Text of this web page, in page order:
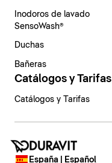
Inodoros de lavado
SensoWash®
Duchas
Bañeras
Catálogos y Tarifas
Catálogos y Tarifas
España | Español